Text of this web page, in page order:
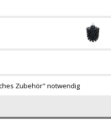
Zubehör" notwendig